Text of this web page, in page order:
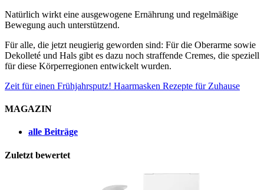
Natürlich wirkt eine ausgewogene Ernährung und regelmäßige
Bewegung auch unterstützend.
Für alle, die jetzt neugierig geworden sind: Für die Oberarme sowie
Dekolleté und Hals gibt es dazu noch straffende Cremes, die speziell
für diese Körperregionen entwickelt wurden.
Zeit für einen Frühjahrsputz! Haarmasken Rezepte für Zuhause
MAGAZIN
alle Beiträge
Zuletzt bewertet